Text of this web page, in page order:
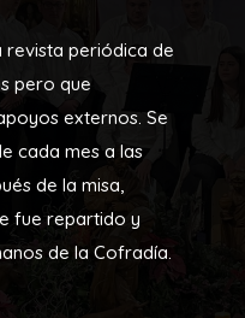
revista periódica de
pero que
externos. Se
cada mes a las
de la misa,
fue repartido y
de la Cofradía.